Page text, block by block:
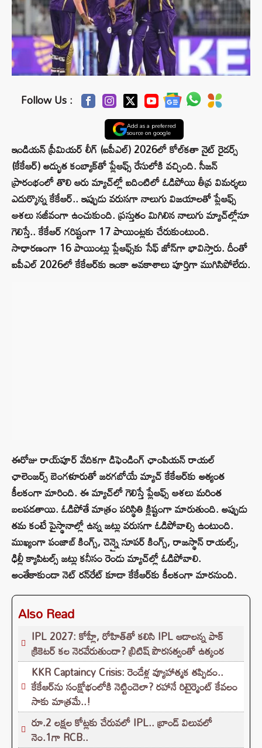
Follow Us :
Add as a preferred
source on google
ఇండియన్ ప్రీమియర్ లీగ్‌ (ఐపీఎల్) 2026లో కోల్‌కతా నైట్ రైడర్స్
(కేకేఆర్) అద్భుత కంబ్యాక్‌తో ప్లేఆఫ్స్ రేసులోకి వచ్చింది. సీజన్
ప్రారంభంలో తొలి ఆరు మ్యాచ్‌ల్లో ఐదింటిలో ఓడిపోయి తీవ్ర విమర్శలు
ఎదుర్కొన్న కేకేఆర్.. ఇప్పుడు వరుసగా నాలుగు విజయాలతో ప్లేఆఫ్స్
ఆశలు సజీవంగా ఉంచుకుంది. ప్రస్తుతం మిగిలిన నాలుగు మ్యాచ్‌ల్లోనూ
గెలిస్తే.. కేకేఆర్ గరిష్టంగా 17 పాయింట్లకు చేరుకుంటుంది.
సాధారణంగా 16 పాయింట్లు ప్లేఆఫ్స్‌కు సేఫ్ జోన్‌గా భావిస్తారు. దీంతో
ఐపీఎల్ 2026లో కేకేఆర్‌కు ఇంకా అవకాశాలు పూర్తిగా ముగిసిపోలేదు.
ఈరోజు రాయ్‌పూర్ వేదికగా డిఫెండింగ్ ఛాంపియన్ రాయల్
ఛాలెంజర్స్ బెంగళూరుతో జరగబోయే మ్యాచ్ కేకేఆర్‌కు అత్యంత
కీలకంగా మారింది. ఈ మ్యాచ్‌లో గెలిస్తే ప్లేఆఫ్స్ ఆశలు మరింత
బలపడతాయి. ఓడిపోతే మాత్రం పరిస్థితి క్లిష్టంగా మారుతుంది. అప్పుడు
తమ కంటే పైస్థానాల్లో ఉన్న జట్లు వరుసగా ఓడిపోవాల్సి ఉంటుంది.
ముఖ్యంగా పంజాబ్ కింగ్స్, చెన్నై సూపర్ కింగ్స్, రాజస్థాన్ రాయల్స్,
ఢిల్లీ క్యాపిటల్స్ జట్లు కనీసం రెండు మ్యాచ్‌ల్లో ఓడిపోవాలి.
అంతేకాకుండా నెట్ రన్‌రేట్ కూడా కేకేఆర్‌కు కీలకంగా మారనుంది.
Also Read
IPL 2027: కోహ్లీ, రోహిత్‌తో కలిసి IPL ఆడాలన్న పాక్‌
క్రికెటర్‌ కల నెరవేరుతుందా? బ్రిటిష్ పౌరసత్వంతో ఉత్కంఠ
KKR Captaincy Crisis: రెండేళ్ల వ్యూహాత్మక తప్పిదం..
కేకేఆర్‌ను సంక్షోభంలోకి నెట్టిందెలా? రహానే రిటైర్మెంట్ కేవలం
సాకు మాత్రమే..!
రూ.2 లక్షల కోట్లకు చేరువలో IPL.. బ్రాండ్ విలువలో
నెం.1గా RCB..